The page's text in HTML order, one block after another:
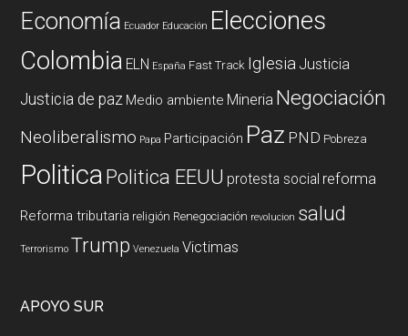
Economía Ecuador Educación Elecciones
Colombia ELN España Fast Track Iglesia Justicia
Justicia de paz Medio ambiente Mineria Negociación
Neoliberalismo Papa Participación Paz PND Pobreza
PoliticaPolitica EEUU protesta social reforma
Reforma tributaria religión Renegociación revolucion salud
Terrorismo Trump Venezuela Victimas
APOYO SUR